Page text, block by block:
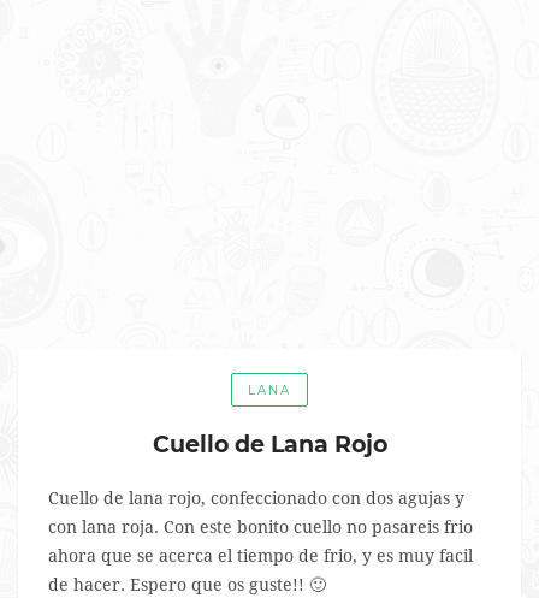
LANA
Cuello de Lana Rojo
Cuello de lana rojo, confeccionado con dos agujas y
con lana roja. Con este bonito cuello no pasareis frio
ahora que se acerca el tiempo de frio, y es muy facil
de hacer. Espero que os guste!! 🙂